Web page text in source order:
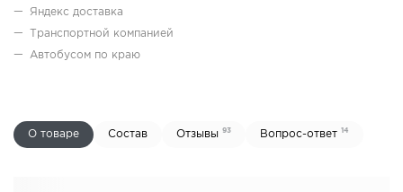
Яндекс доставка
Транспортной компанией
Автобусом по краю
О товаре Состав Отзывы 93 Вопрос-ответ 14